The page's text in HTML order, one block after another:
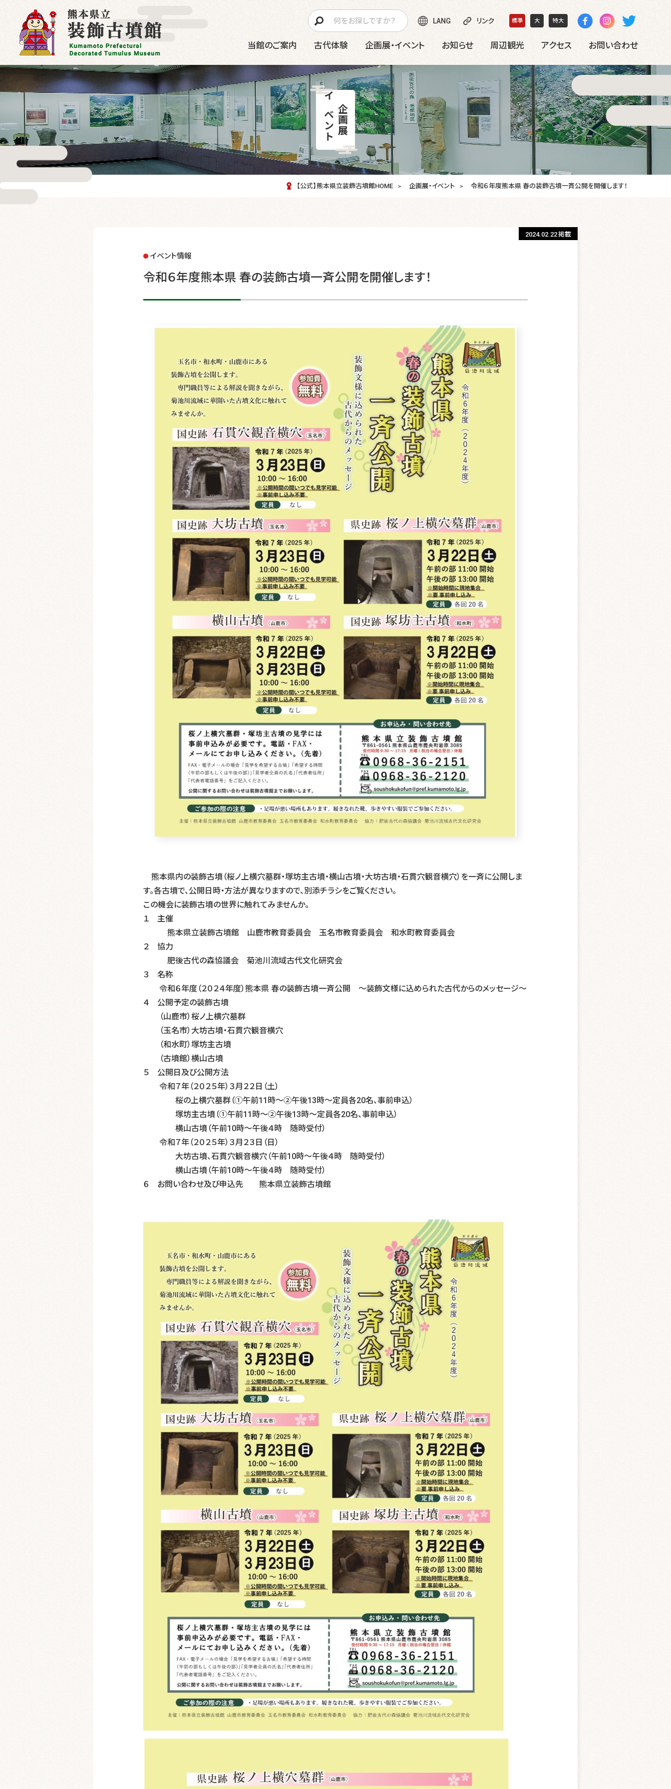
LANG リンク 標準 大 特大
当館のご案内 古代体験 企画展・イベント お知らせ 周辺観光 アクセス お問い合わせ
企画展
イベント
【公式】熊本県立装飾古墳館HOME 企画展・イベント 令和６年度熊本県 春の装飾古墳一斉公開を開催します！
2024.02.22掲載
イベント情報
令和６年度熊本県 春の装飾古墳一斉公開を開催します！
熊本県内の装飾古墳（桜ノ上横穴墓群・塚坊主古墳・横山古墳・大坊古墳・石貫穴観音横穴）を一斉に公開しま
す。各古墳で、公開日時・方法が異なりますので、別添チラシをご覧ください。
この機会に装飾古墳の世界に触れてみませんか。
１ 主催
熊本県立装飾古墳館 山鹿市教育委員会 玉名市教育委員会 和水町教育委員会
２ 協力
肥後古代の森協議会 菊池川流域古代文化研究会
３ 名称
令和６年度（２０２４年度）熊本県 春の装飾古墳一斉公開 ～装飾文様に込められた古代からのメッセージ～
４ 公開予定の装飾古墳
（山鹿市）桜ノ上横穴墓群
（玉名市）大坊古墳・石貫穴観音横穴
（和水町）塚坊主古墳
（古墳館）横山古墳
５ 公開日及び公開方法
令和７年（２０２５年）３月２２日（土）
桜の上横穴墓群（①午前11時～②午後13時～定員各20名、事前申込）
塚坊主古墳（①午前11時～②午後13時～定員各20名、事前申込）
横山古墳（午前10時～午後４時 随時受付）
令和７年（２０２５年）３月２３日（日）
大坊古墳、石貫穴観音横穴（午前10時～午後４時 随時受付）
横山古墳（午前10時～午後４時 随時受付）
６ お問い合わせ及び申込先 熊本県立装飾古墳館